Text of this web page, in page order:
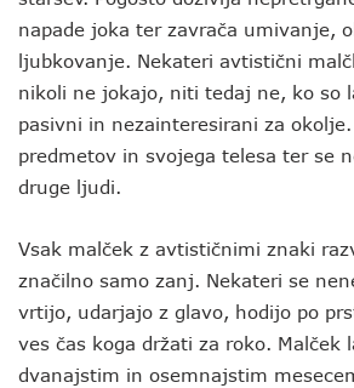
napade joka ter zavrača umivanje,
ljubkovanje. Nekateri avtistični
nikoli ne jokajo, niti tedaj ne, ko so
pasivni in nezainteresirani za
predmetov in svojega telesa ter se
druge ljudi.
Vsak malček z avtističnimi znaki
značilno samo zanj. Nekateri se
vrtijo, udarjajo z glavo, hodijo po
ves čas koga držati za roko. Malček
dvanajstim in osemnajstim